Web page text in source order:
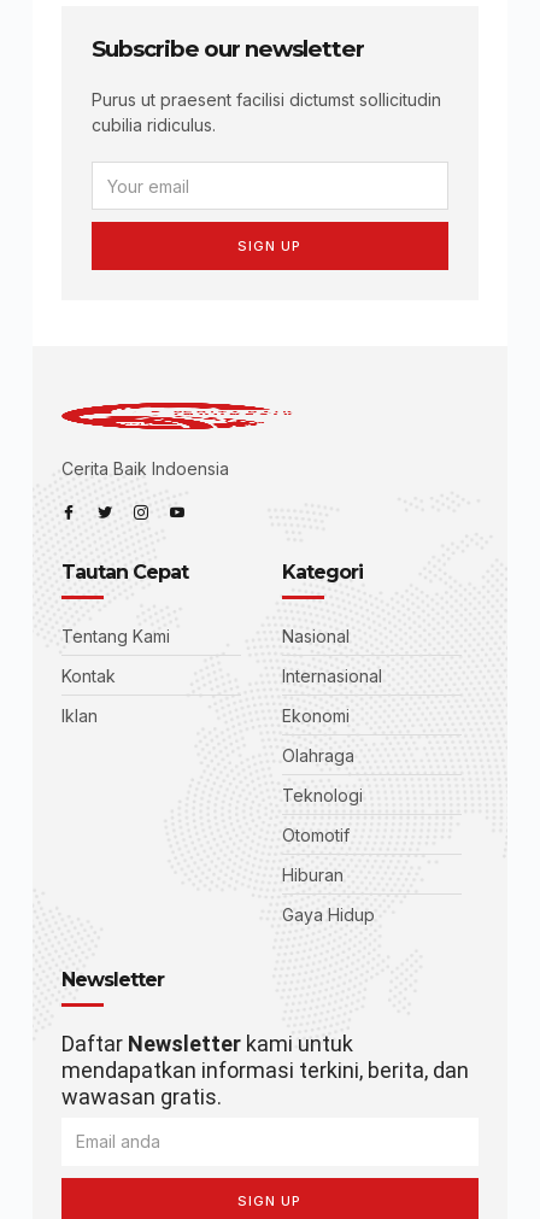
Subscribe our newsletter
Purus ut praesent facilisi dictumst sollicitudin
cubilia ridiculus.
SIGN UP
Cerita Baik Indoensia
Tautan Cepat
Tentang Kami
Kontak
Iklan
Kategori
Nasional
Internasional
Ekonomi
Olahraga
Teknologi
Otomotif
Hiburan
Gaya Hidup
Newsletter
Daftar Newsletterkami untuk
mendapatkan informasi terkini, berita, dan
wawasan gratis.
SIGN UP